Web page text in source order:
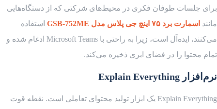
برای جلسات طوفان فکری در محیط‌های شرکتی که از دستگاه‌هایی
مانند اسمارت برد ۷۵ اینچ جی پلاس مدل GSB-752ME
استفاده
می‌کنند، ایده‌آل است، زیرا به راحتی با Microsoft Teams ادغام شده و
تمام محتوا را در فضای ابری ذخیره می‌کند.
نرم‌افزار Explain Everything
Explain Everything یک ابزار تولید محتوای تعاملی است. نقطه قوت